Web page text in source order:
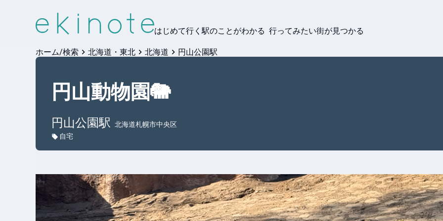
はじめて行く駅のことがわかる 行ってみたい街が見つかる
ホーム/検索 北海道・東北 北海道 円山公園駅
円山動物園🐘
円山公園駅
北海道札幌市中央区
自宅